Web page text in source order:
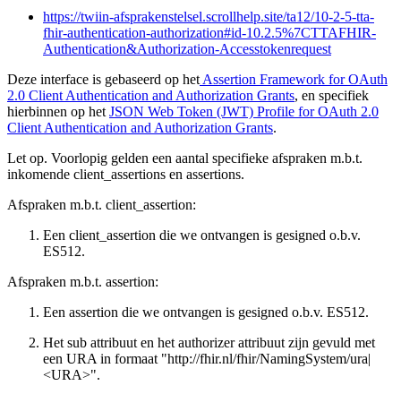
https://twiin-afsprakenstelsel.scrollhelp.site/ta12/10-2-5-tta-
fhir-authentication-authorization#id-10.2.5%7CTTAFHIR-
Authentication&Authorization-Accesstokenrequest
Deze interface is gebaseerd op hetAssertion Framework for OAuth
2.0 Client Authentication and Authorization Grants, en specifiek
hierbinnen op hetJSON Web Token (JWT) Profile for OAuth 2.0
Client Authentication and Authorization Grants.
Let op. Voorlopig gelden een aantal specifieke afspraken m.b.t.
inkomende client_assertions en assertions.
Afspraken m.b.t. client_assertion:
Een client_assertion die we ontvangen is gesigned o.b.v.
ES512.
Afspraken m.b.t. assertion:
Een assertion die we ontvangen is gesigned o.b.v. ES512.
Het sub attribuut en het authorizer attribuut zijn gevuld met
een URA in formaat "http://fhir.nl/fhir/NamingSystem/ura|
<URA>".